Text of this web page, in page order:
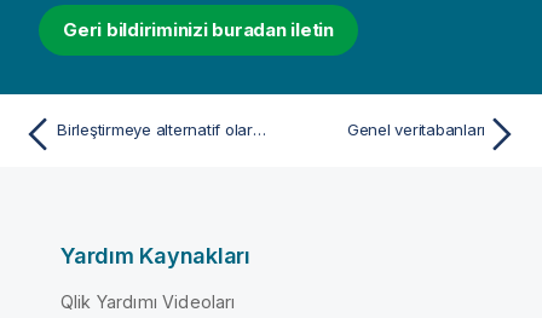
Geri bildiriminizi buradan iletin
Birleştirmeye alternatif olarak eşlemeyi kullanma Genel veritabanları
Yardım Kaynakları
Qlik Yardımı Videoları